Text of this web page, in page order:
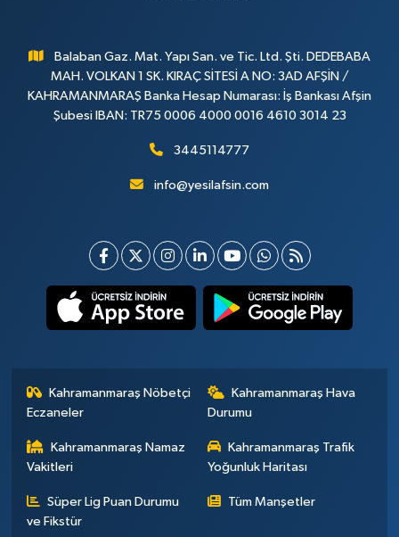
Balaban Gaz. Mat. Yapı San. ve Tic. Ltd. Şti. DEDEBABA
MAH. VOLKAN 1 SK. KIRAÇ SİTESİ A NO: 3AD AFŞİN /
KAHRAMANMARAŞ Banka Hesap Numarası: İş Bankası Afşin
Şubesi IBAN: TR75 0006 4000 0016 4610 3014 23
3445114777
info@yesilafsin.com
Kahramanmaraş Nöbetçi
Eczaneler
Kahramanmaraş Hava
Durumu
Kahramanmaraş Namaz
Vakitleri
Kahramanmaraş Trafik
Yoğunluk Haritası
Süper Lig Puan Durumu
ve Fikstür
Tüm Manşetler